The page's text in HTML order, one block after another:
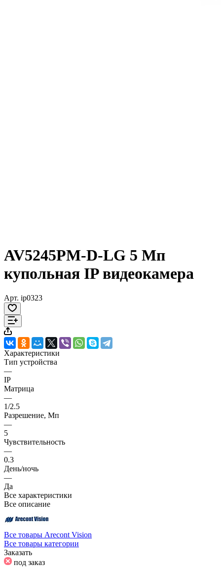
AV5245PM-D-LG 5 Мп
купольная IP видеокамера
Арт. ip0323
Характеристики
Тип устройства
—
IP
Матрица
—
1/2.5
Разрешение, Мп
—
5
Чувствительность
—
0.3
День/ночь
—
Да
Все характеристики
Все описание
Все товары Arecont Vision
Все товары категории
Заказать
под заказ